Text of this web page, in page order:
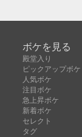
ボケを見る
殿堂入り
ピックアップボケ
人気ボケ
注目ボケ
急上昇ボケ
新着ボケ
セレクト
タグ